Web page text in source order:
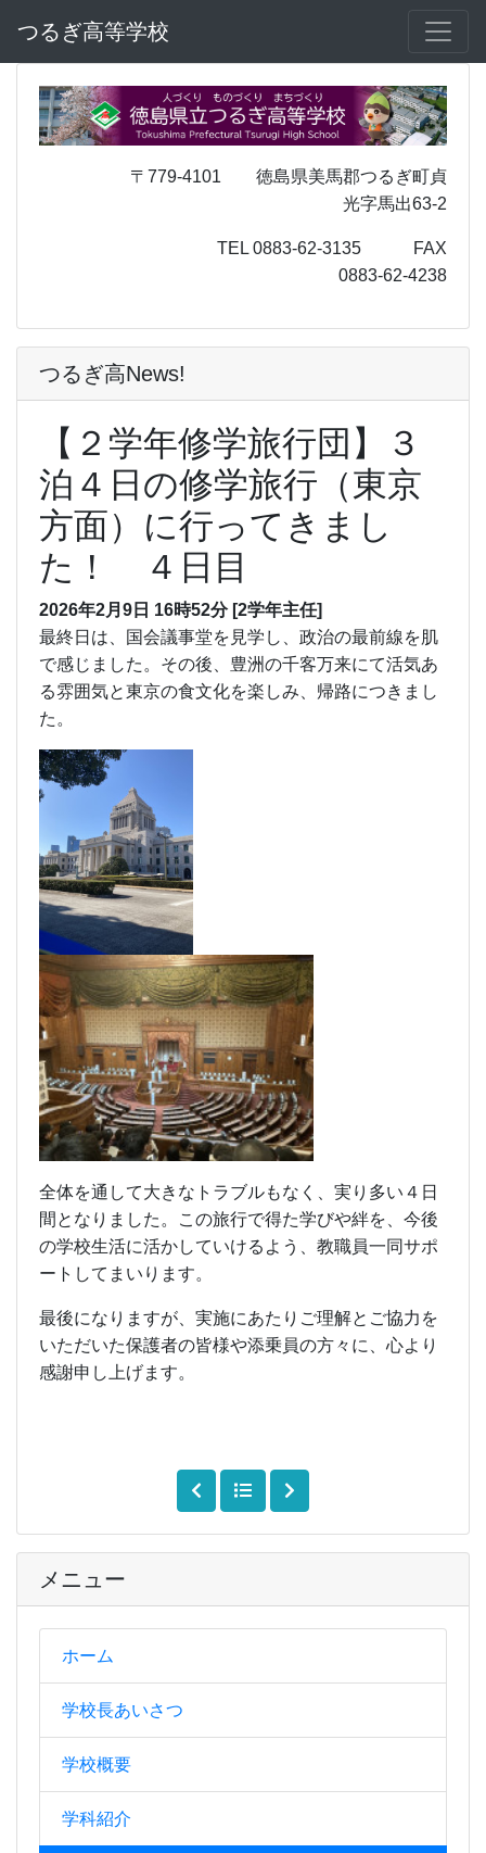
つるぎ高等学校
〒779-4101 徳島県美馬郡つるぎ町貞
光字馬出63-2
TEL 0883-62-3135 FAX
0883-62-4238
メニュー
ホーム
学校長あいさつ
学校概要
学科紹介
つるぎ高News!
【２学年修学旅行団】３
泊４日の修学旅行（東京
方面）に行ってきまし
た！ ４日目
2026年2月9日 16時52分 [2学年主任]
最終日は、国会議事堂を見学し、政治の最前線を肌
で感じました。その後、豊洲の千客万来にて活気あ
る雰囲気と東京の食文化を楽しみ、帰路につきまし
た。
全体を通して大きなトラブルもなく、実り多い４日
間となりました。この旅行で得た学びや絆を、今後
の学校生活に活かしていけるよう、教職員一同サポ
ートしてまいります。
最後になりますが、実施にあたりご理解とご協力を
いただいた保護者の皆様や添乗員の方々に、心より
感謝申し上げます。